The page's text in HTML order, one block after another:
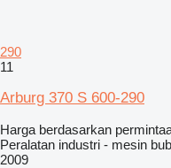
290
11
Arburg 370 S 600-290
Harga berdasarkan
Peralatan industri - mesin
2009